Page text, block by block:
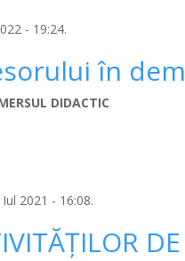
- 19:24.
în
DIDACTIC
2021 - 16:08.